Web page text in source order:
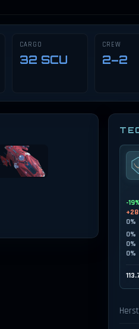
CARGO
32 SCU
CREW
2–2
-
0%
0%
0%
0%